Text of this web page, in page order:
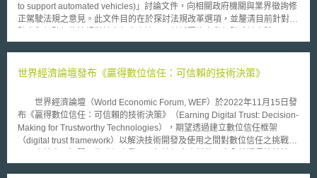
to support automated vehicles)」討論文件，向相關政府機關與業界徵詢修
正駕駛法規之意見。此文件目的在於探討法規改革選項，並釐清目前針對駕
（automated driving system entities, ADSEs）建立法律義務。文件中並指
系統並不具有法律人格，無法為其行為負法律責任； 目前的法律並未提供
行動負責； 目前有些法律上人類駕駛應負之義務，無法直接於自動駕駛時
由ADSEs負擔； 車輛之安全義務於自動駕駛時，可能需由非駕駛之他人執
行； 法律中並未定義自動駕駛系統車輛的「控制」與「恰當控制」； 目前
沒有規範何時人類應有義務將駕駛控制權力自自動駕駛系統轉移回來，來確
保人類駕駛保持足夠之警覺性； 目前的遵循與實施規範可能不足以確保自
實體，重新規範人類與自動駕駛系統法律實體間的義務。澳洲國家交通委員
世界經濟論壇發布《贏得數位信任：可信賴的技術決策》
世界經濟論壇（World Economic Forum, WEF）於2022年11月15日發
布《贏得數位信任：可信賴的技術決策》（Earning Digital Trust: Decision-
Making for Trustworthy Technologies），期望透過建立數位信任框架
（digital trust framework）以解決技術開發及使用之間對數位信任之挑戰。
測，都可能削弱人民對科技發展之信賴。本報告提出數位信任路線圖